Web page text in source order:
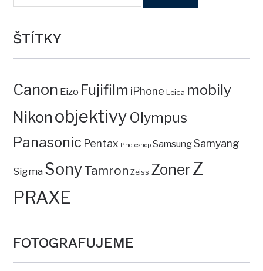
ŠTÍTKY
Canon Eizo Fujifilm iPhone Leica mobily
Nikon objektivy Olympus
Panasonic Pentax Photoshop SamsungSamyang
Sigma SonyTamron Zeiss ZonerZ
PRAXE
FOTOGRAFUJEME